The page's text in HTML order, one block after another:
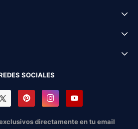
SOCIALES
directamente en tu email